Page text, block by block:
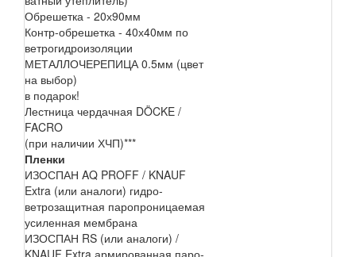
Обрешетка - 20х90мм
Контр-обрешетка - 40х40мм по
ветрогидроизоляции
МЕТАЛЛОЧЕРЕПИЦА 0.5мм (цвет
на выбор)
в подарок!
Лестница чердачная DÖCKE /
FACRO
(при наличии ХЧП)***
Пленки
ИЗОСПАН AQ PROFF / KNAUF
Extra (или аналоги) гидро-
ветрозащитная паропроницаемая
усиленная мембрана
ИЗОСПАН RS (или аналоги) /
KNAUF Extra армированная паро-